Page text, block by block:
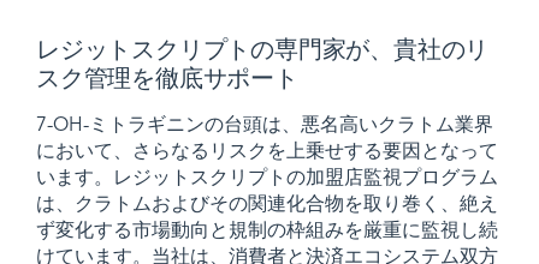
レジットスクリプトの専門家が、貴社のリ
スク管理を徹底サポート
7-OH-ミトラギニンの台頭は、悪名高いクラトム業界
において、さらなるリスクを上乗せする要因となって
います。レジットスクリプトの加盟店監視プログラム
は、クラトムおよびその関連化合物を取り巻く、絶え
ず変化する市場動向と規制の枠組みを厳重に監視し続
けています。当社は、消費者と決済エコシステム双方